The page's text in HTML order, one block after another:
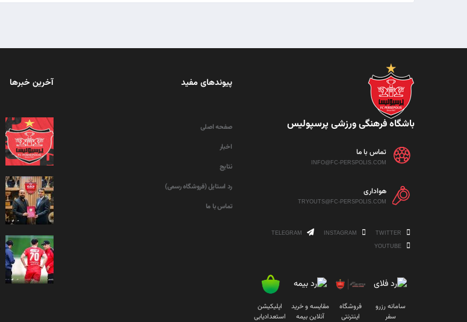
باشگاه فرهنگی ورزشی پرسپولیس
تماس با ما
INFO@FC-PERSPOLIS.COM
هواداری
TRYOUTS@FC-PERSPOLIS.COM
سامانه رزرو
سفر
فروشگاه
اینترنتی
مقایسه و خرید
آنلاین بیمه
اپلیکیشن
استعدادیابی
پیوندهای مفید
صفحه اصلی
اخبار
نتایج
رد استایل (فروشگاه رسمی)
تماس با ما
آخرین خبرها